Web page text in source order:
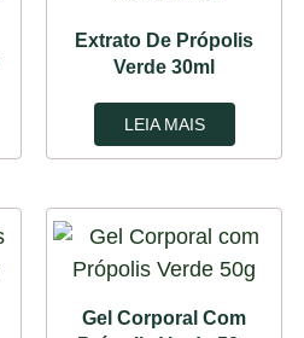
Extrato De Própolis
Verde 30ml
LEIA MAIS
Gel Corporal Com